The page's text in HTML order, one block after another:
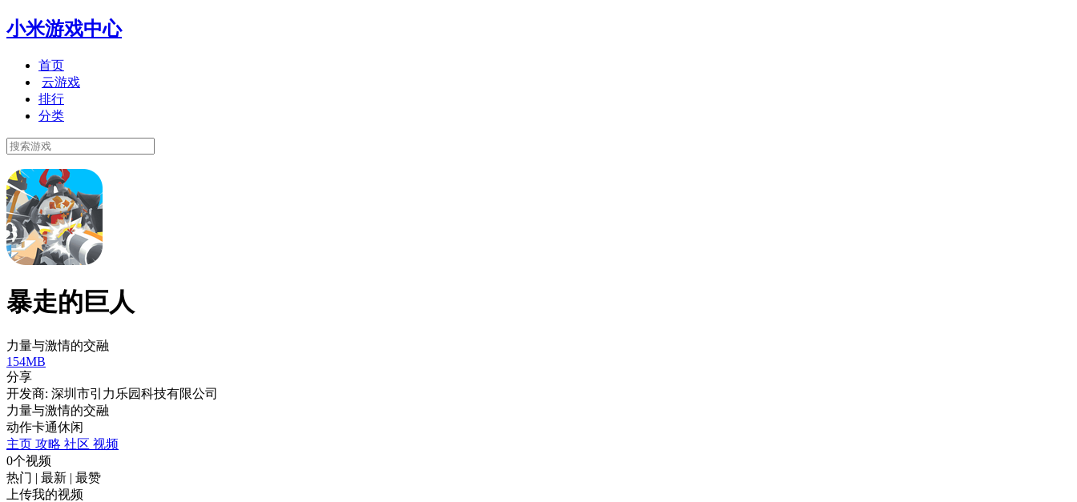
小米游戏中心
首页
云游戏
排行
分类
暴走的巨人
力量与激情的交融
154MB
分享
开发商: 深圳市引力乐园科技有限公司
力量与激情的交融
动作卡通休闲
主页 攻略 社区 视频
0个视频
热门 | 最新 | 最赞
上传我的视频